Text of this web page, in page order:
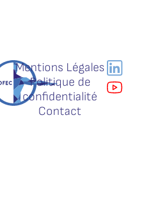
Mentions Légales
Politique de
confidentialité
Contact